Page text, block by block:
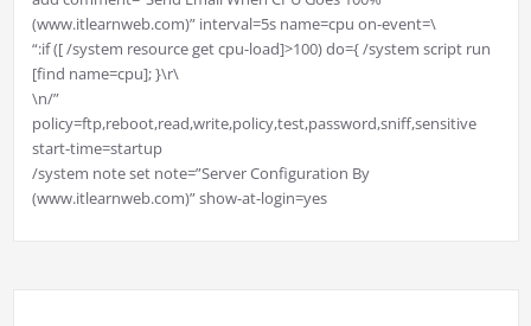
(www.itlearnweb.com)” interval=5s name=cpu on-event=\
“:if ([ /system resource get cpu-load]>100) do={ /system script run
[find name=cpu]; }\r\
\n/”
policy=ftp,reboot,read,write,policy,test,password,sniff,sensitive
start-time=startup
/system note set note=”Server Configuration By
(www.itlearnweb.com)” show-at-login=yes